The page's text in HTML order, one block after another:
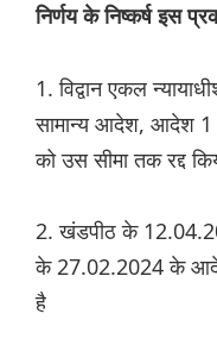
निर्णय के निष्कर्ष इस
1. विद्वान एकल
सामान्य आदेश, आदेश 1
को उस सीमा तक रद्द
2. खंडपीठ के
के 27.02.2024 के आदेश
है